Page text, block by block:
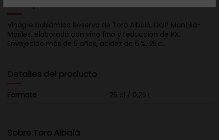
Vinagre balsámico Reserva de Toro Albalá, DOP Montilla-
Moriles, elaborado con vino fino y reducción de PX.
Envejecido más de 5 años, acidez de 6 %, 25 cl.
Detalles del producto
Formato 25 cl / 0,25 L
Sobre Toro Albalá